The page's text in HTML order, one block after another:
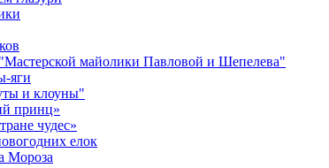
майолики Павловой и Шепелева"
яги
и клоуны"
принц»
чудес»
елок
Мороза